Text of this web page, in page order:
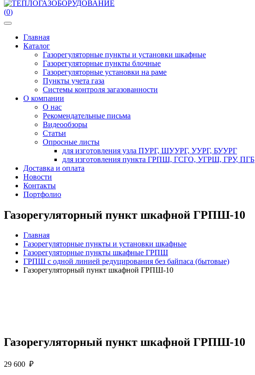
(0)
Главная
Каталог
Газорегуляторные пункты и установки шкафные
Газорегуляторные пункты блочные
Газорегуляторные установки на раме
Пункты учета газа
Системы контроля загазованности
О компании
О нас
Рекомендательные письма
Видеообзоры
Статьи
Опросные листы
для изготовления узла ПУРГ, ШУУРГ, УУРГ, БУУРГ
для изготовления пункта ГРПШ, ГСГО, УГРШ, ГРУ, ПГБ
Доставка и оплата
Новости
Контакты
Портфолио
Газорегуляторный пункт шкафной ГРПШ-10
Главная
Газорегуляторные пункты и установки шкафные
Газорегуляторные пункты шкафные ГРПШ
ГРПШ с одной линией редуцирования без байпаса (бытовые)
Газорегуляторный пункт шкафной ГРПШ-10
Газорегуляторный пункт шкафной ГРПШ-10
29 600 ₽